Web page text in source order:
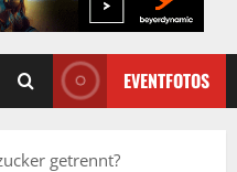
EVENTFOTOS
getrennt?